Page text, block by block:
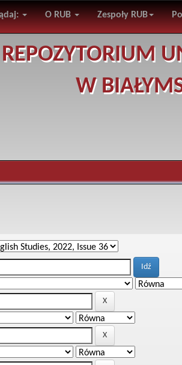
O RUB Zespoły RUB
REPOZYTORIUM
W